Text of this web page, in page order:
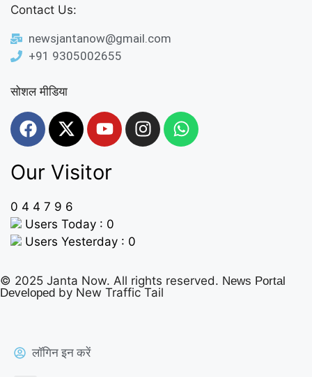
Contact Us:
newsjantanow@gmail.com
+91 9305002655
सोशल मीडिया
Our Visitor
0 4 4 7 9 6
Users Today : 0
Users Yesterday : 0
© 2025 Janta Now. All rights reserved. News Portal
Developed by New Traffic Tail
लॉगिन इन करें